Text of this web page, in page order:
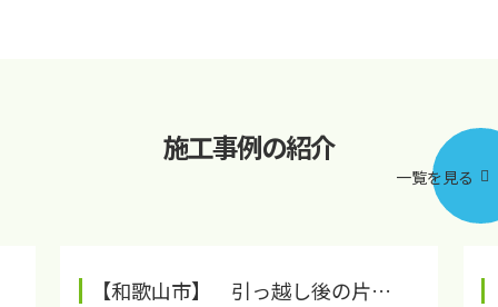
施工事例の紹介
一覧を見る
【和歌山市】 引っ越し後の片…